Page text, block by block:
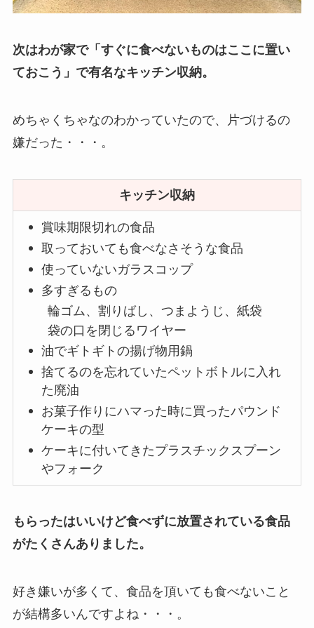
次はわが家で「すぐに食べないものはここに置い
ておこう」で有名なキッチン収納。
めちゃくちゃなのわかっていたので、片づけるの
嫌だった・・・。
キッチン収納
賞味期限切れの食品
取っておいても食べなさそうな食品
使っていないガラスコップ
多すぎるもの
輪ゴム、割りばし、つまようじ、紙袋
袋の口を閉じるワイヤー
油でギトギトの揚げ物用鍋
捨てるのを忘れていたペットボトルに入れ
た廃油
お菓子作りにハマった時に買ったパウンド
ケーキの型
ケーキに付いてきたプラスチックスプーン
やフォーク
もらったはいいけど食べずに放置されている食品
がたくさんありました。
好き嫌いが多くて、食品を頂いても食べないこと
が結構多いんですよね・・・。